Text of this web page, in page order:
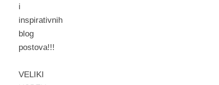
i
inspirativnih
blog
postova!!!
VELIKI